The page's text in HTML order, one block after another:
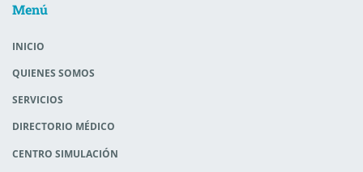
Menú
INICIO
QUIENES SOMOS
SERVICIOS
DIRECTORIO MÉDICO
CENTRO SIMULACIÓN